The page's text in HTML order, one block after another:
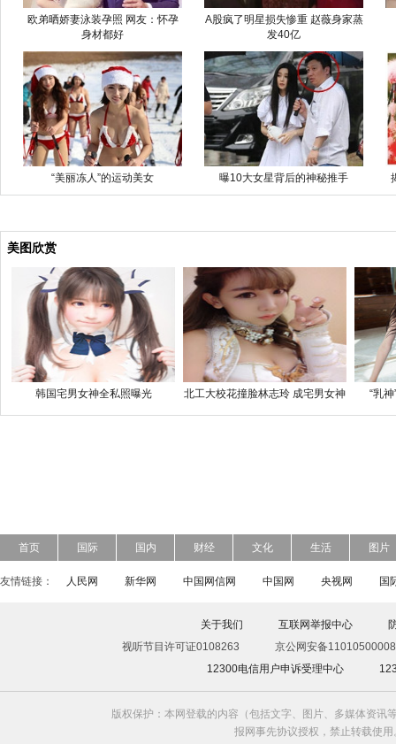
欧弟晒娇妻泳装孕照 网友：怀孕
身材都好
A股疯了明星损失惨重 赵薇身家蒸
发40亿
“美丽冻人”的运动美女 曝10大女星背后的神秘推手
美图欣赏
韩国宅男女神全私照曝光 北工大校花撞脸林志玲 成宅男女神 “乳
首页 国际 国内 财经 文化 生活 图片
友情链接： 人民网 新华网 中国网信网 中国网 央视网 国
关于我们 互联网举报中心
视听节目许可证0108263
京公网安备
12300电信用户申诉受理中心
版权保护：本网登载的内容（包括文字、图片、多媒体资
报网事先协议授权，禁止转载使